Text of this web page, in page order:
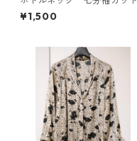
ソー ４Ｌ マスタード KA
E-4817
¥1,500